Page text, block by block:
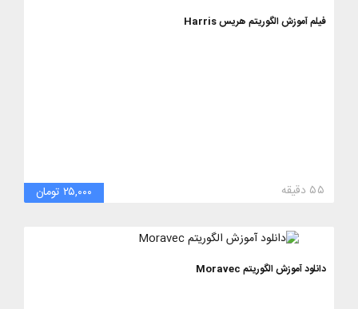
فیلم آموزش الگوریتم هریس Harris
۲۵,۰۰۰ تومان ۵۵ دقیقه
دانلود آموزش الگوریتم Moravec